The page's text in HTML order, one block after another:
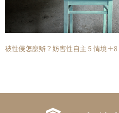
被性侵怎麼辦？妨害性自主 5 情境＋